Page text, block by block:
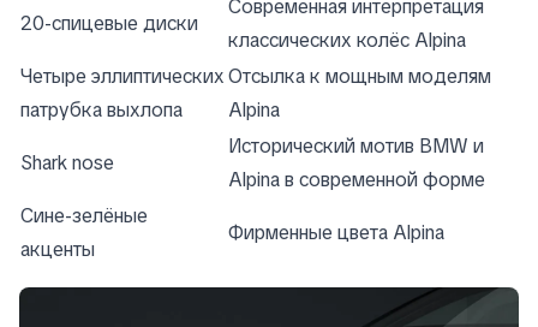
20-спицевые диски
Современная интерпретация
классических колёс Alpina
Четыре эллиптических
патрубка выхлопа
Отсылка к мощным моделям
Alpina
Shark nose
Исторический мотив BMW и
Alpina в современной форме
Сине-зелёные
акценты
Фирменные цвета Alpina